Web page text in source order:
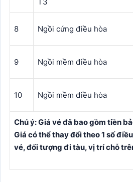
8 Ngồi cứng điều hòa
9 Ngồi mềm điều hòa
10 Ngồi mềm điều hòa
Chú ý: Giá vé đã bao gồm tiền
Giá có thể thay đổi theo 1 số
vé, đối tượng đi tàu, vị trí chỗ